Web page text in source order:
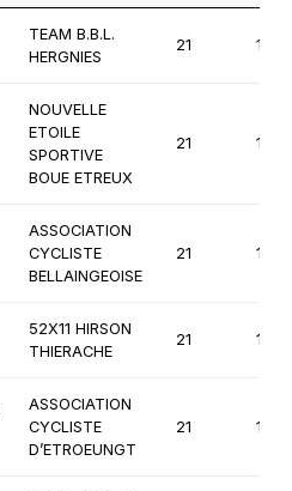
TEAM B.B.L.
HERGNIES
21 1ère
NOUVELLE
ETOILE
SPORTIVE
BOUE ETREUX
21 1ère
ASSOCIATION
CYCLISTE
BELLAINGEOISE
21 1ère
52X11 HIRSON
THIERACHE
21 1ère
ASSOCIATION
CYCLISTE
D’ETROEUNGT
21 1ère